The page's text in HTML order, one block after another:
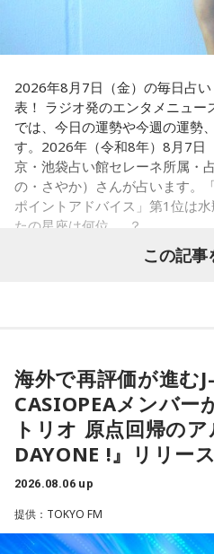
さらに、「末廣ブルース」も外
感が魅力の豚串専門店で、「タ
と話します。「けっこうペッパ
豚串です」と太鼓判を押しまし
お気に入りのステーキ店を尋ね
ラルドです」と即答。なかでも
いては、「脂の乗り方、柔らか
います」と熱く語り、長年愛さ
た。
一方、「お手紙を書きたくなる
きない。同じ顔を見せないんで
さを語りました。そして海へ向
りがとう』という手紙は書きた
い愛情をのぞかせました。
最後に、ゴリさんが「今、想い
挙げたのは、ボクシング元世界
た。今年で世界王座獲得から50
とに触れ、「手紙を書きたい」
戸惑い、転校先でも誰とも話せ
孤独を感じるなかで、「何かし
る」という気づきを得て、掃除
んの「青い珊瑚礁」を歌いなが
が静まり返ったものの、その後
生が急に変なことをやり出した
もろいな」「遊ぼうや」と友達
ます。
この出来事をきっかけに、「笑
「自分を認めてもらうには、人
験が、芸人としての原点になっ
ちゃくちゃだし、早口で喋った
らせてしまいました」と当時を
た。
ゴリさん
◆故郷・沖縄で味わう絶景とグ
2026年8月7日（金）の毎日占
表！ ラジオ発のエンタメニュー
では、今日の運勢や今週の運勢
す。2026年（令和8年）8月7日
京・池袋占い館セレーネ所属・
の・さやか）さんが占います。
ポイントアドバイス」第1位は
たの星座は何位……？
れることを選ぶと流れが変わり
今夜にでも「本当はこう生きた
て。
【2位】双子座（ふたご座）
思いがけない誘いや情報が、次
正解です。誰かとの会話から人
も。今日は気になる人に自分か
この記事
海外で再評価が進む
CASIOPEAメンバー
トリオ 原点回帰の
DAYONE !』リリー
2026.08.06 up
提供：TOKYO FM